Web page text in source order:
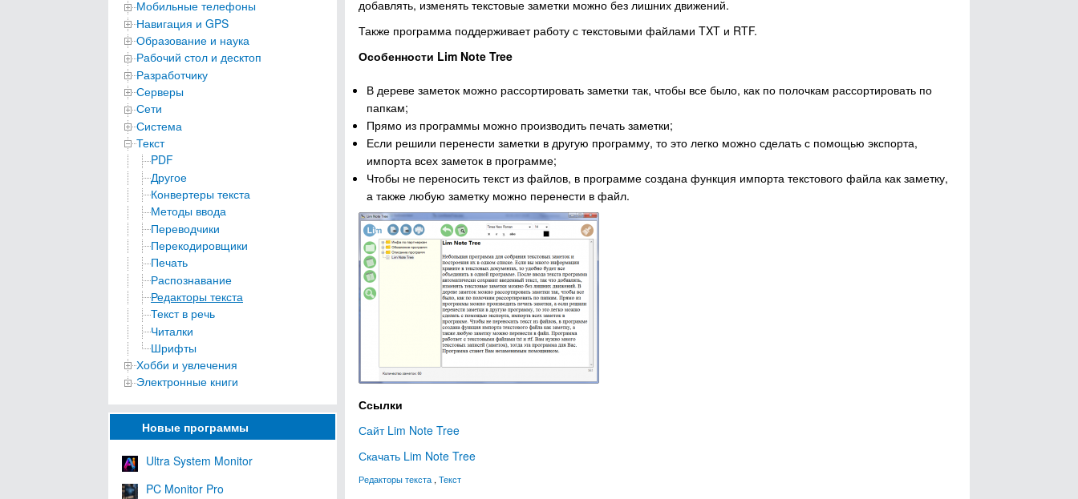
Мобильные телефоны
Навигация и GPS
Образование и наука
Рабочий стол и десктоп
Разработчику
Серверы
Сети
Система
Текст
PDF
Другое
Конвертеры текста
Методы ввода
Переводчики
Перекодировщики
Печать
Распознавание
Редакторы текста
Текст в речь
Читалки
Шрифты
Хобби и увлечения
Электронные книги
Новые программы
Ultra System Monitor
PC Monitor Pro
добавлять, изменять текстовые заметки можно без лишних движений.
Также программа поддерживает работу с текстовыми файлами TXT и RTF.
Особенности Lim Note Tree
В дереве заметок можно рассортировать заметки так, чтобы все было, как по полочкам рассортировать по
папкам;
Прямо из программы можно производить печать заметки;
Если решили перенести заметки в другую программу, то это легко можно сделать с помощью экспорта,
импорта всех заметок в программе;
Чтобы не переносить текст из файлов, в программе создана функция импорта текстового файла как заметку,
а также любую заметку можно перенести в файл.
Ссылки
Сайт Lim Note Tree
Скачать Lim Note Tree
Редакторы текста , Текст